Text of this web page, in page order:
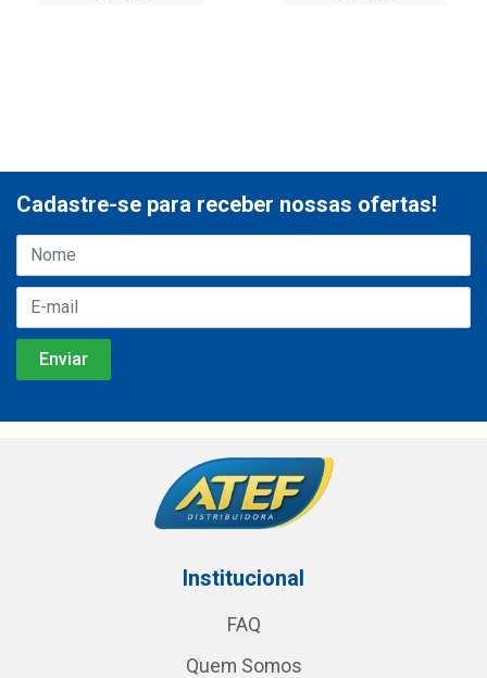
Cadastre-se para receber nossas ofertas!
Institucional
FAQ
Quem Somos